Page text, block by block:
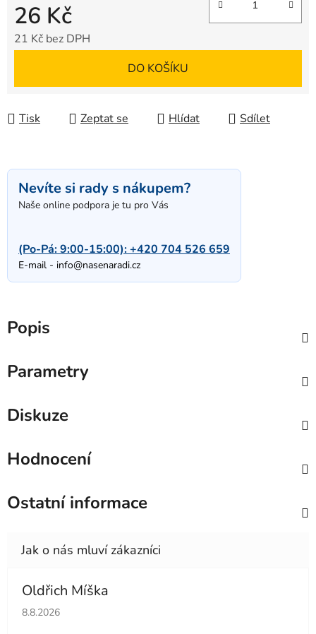
26 Kč
21 Kč bez DPH
DO KOŠÍKU
Tisk Zeptat se Hlídat Sdílet
Nevíte si rady s nákupem?
Naše online podpora je tu pro Vás
(Po-Pá: 9:00-15:00):+420 704 526 659
E-mail - info@nasenaradi.cz
Popis
Parametry
Diskuze
Hodnocení
Ostatní informace
Oldřich Míška
Hodnocení obchodu je 5 z 5 hvězdiček.
8.8.2026